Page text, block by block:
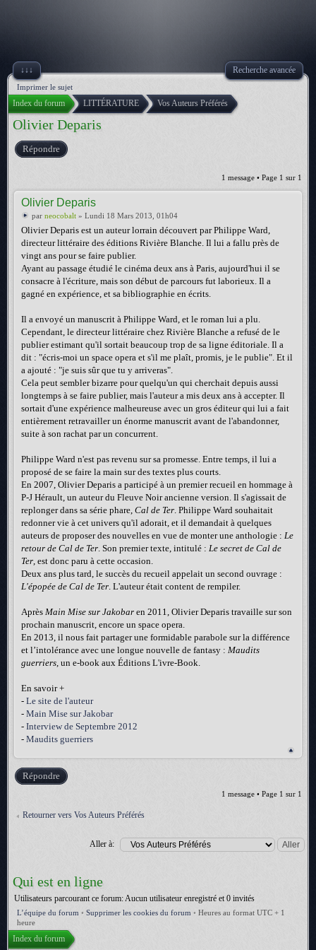
↓↓↓ Recherche avancée
Imprimer le sujet
Index du forum LITTÉRATURE Vos Auteurs Préférés
Olivier Deparis
Répondre
1 message • Page 1 sur 1
Olivier Deparis
par neocobalt » Lundi 18 Mars 2013, 01h04
Olivier Deparis est un auteur lorrain découvert par Philippe Ward,
directeur littéraire des éditions Rivière Blanche. Il lui a fallu près de
vingt ans pour se faire publier.
Ayant au passage étudié le cinéma deux ans à Paris, aujourd'hui il se
consacre à l'écriture, mais son début de parcours fut laborieux. Il a
gagné en expérience, et sa bibliographie en écrits.
Il a envoyé un manuscrit à Philippe Ward, et le roman lui a plu.
Cependant, le directeur littéraire chez Rivière Blanche a refusé de le
publier estimant qu'il sortait beaucoup trop de sa ligne éditoriale. Il a
dit : "écris-moi un space opera et s'il me plaît, promis, je le publie". Et il
a ajouté : "je suis sûr que tu y arriveras".
Cela peut sembler bizarre pour quelqu'un qui cherchait depuis aussi
longtemps à se faire publier, mais l'auteur a mis deux ans à accepter. Il
sortait d'une expérience malheureuse avec un gros éditeur qui lui a fait
entièrement retravailler un énorme manuscrit avant de l'abandonner,
suite à son rachat par un concurrent.
Philippe Ward n'est pas revenu sur sa promesse. Entre temps, il lui a
proposé de se faire la main sur des textes plus courts.
En 2007, Olivier Deparis a participé à un premier recueil en hommage à
P-J Hérault, un auteur du Fleuve Noir ancienne version. Il s'agissait de
replonger dans sa série phare, Cal de Ter. Philippe Ward souhaitait
redonner vie à cet univers qu'il adorait, et il demandait à quelques
auteurs de proposer des nouvelles en vue de monter une anthologie : Le
retour de Cal de Ter. Son premier texte, intitulé : Le secret de Cal de
Ter, est donc paru à cette occasion.
Deux ans plus tard, le succès du recueil appelait un second ouvrage :
L'épopée de Cal de Ter. L'auteur était content de rempiler.
Après Main Mise sur Jakobar en 2011, Olivier Deparis travaille sur son
prochain manuscrit, encore un space opera.
En 2013, il nous fait partager une formidable parabole sur la différence
et l’intolérance avec une longue nouvelle de fantasy : Maudits
guerriers, un e-book aux Éditions L'ivre-Book.
En savoir +
- Le site de l'auteur
- Main Mise sur Jakobar
- Interview de Septembre 2012
- Maudits guerriers
Répondre
1 message • Page 1 sur 1
Retourner vers Vos Auteurs Préférés
Aller à:
Qui est en ligne
Utilisateurs parcourant ce forum: Aucun utilisateur enregistré et 0 invités
L’équipe du forum • Supprimer les cookies du forum • Heures au format UTC + 1
heure
Index du forum